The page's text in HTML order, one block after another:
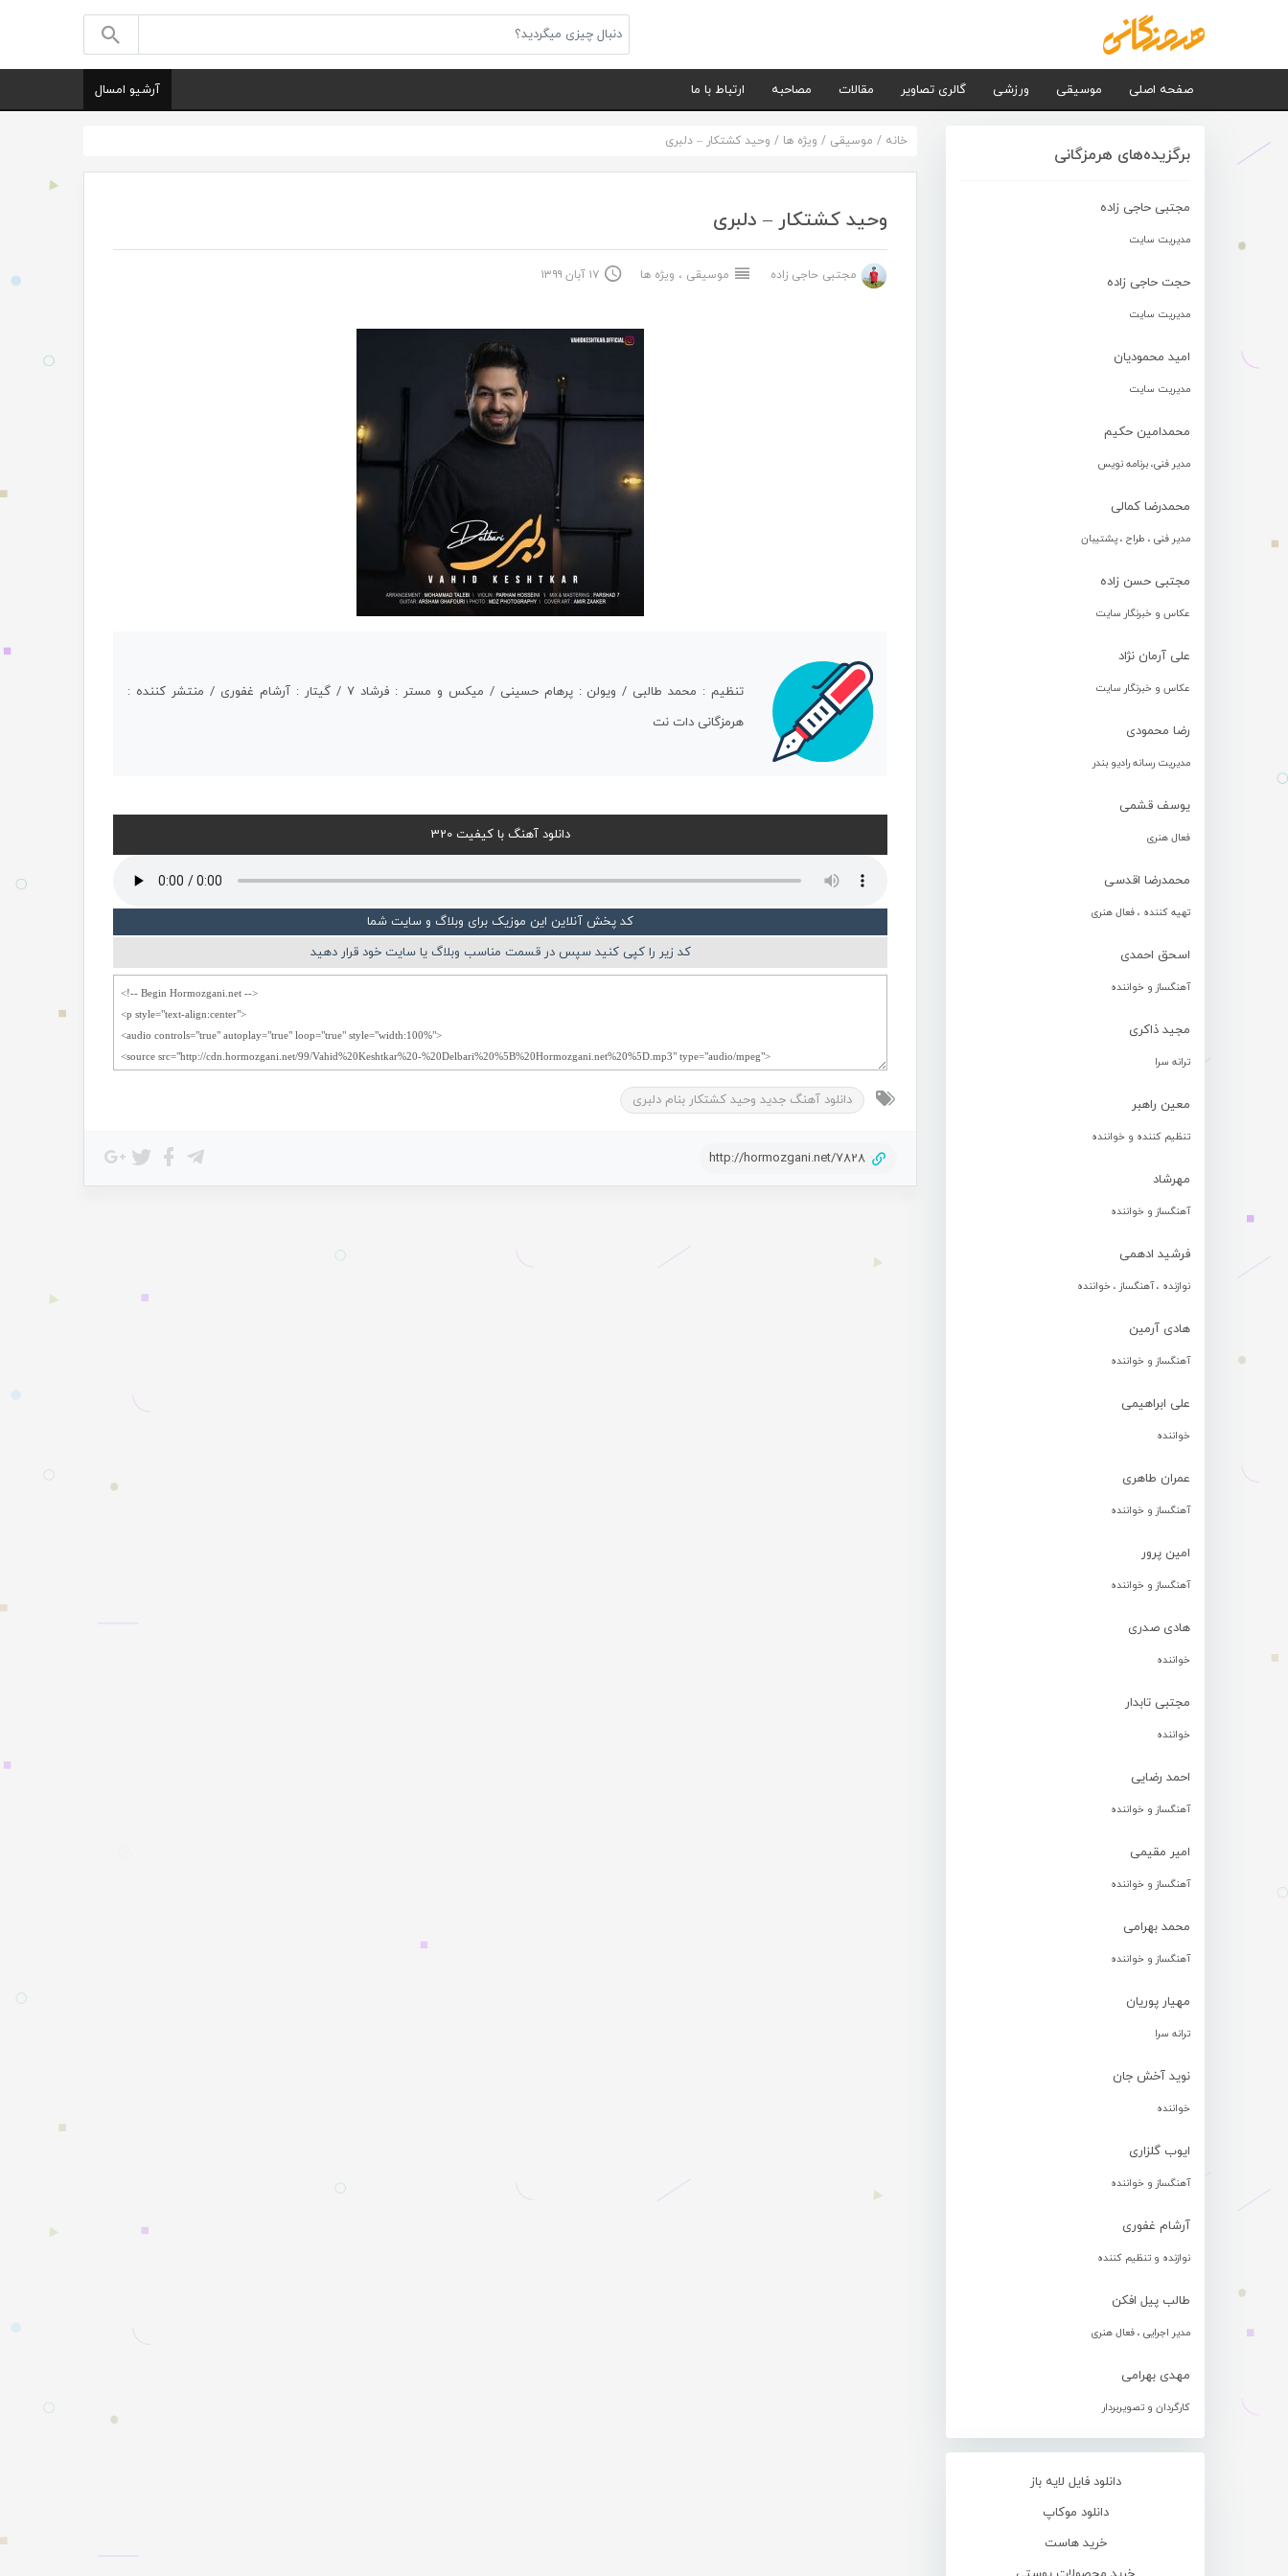
صفحه اصلی موسیقی ورزشی گالری تصاویر مقالات مصاحبه ارتباط با ما آرشیو امسال
برگزیده‌های هرمزگانی
مجتبی حاجی زاده
مدیریت سایت
حجت حاجی زاده
مدیریت سایت
امید محمودیان
مدیریت سایت
محمدامین حکیم
مدیر فنی، برنامه نویس
محمدرضا کمالی
مدیر فنی ، طراح ، پشتیبان
مجتبی حسن زاده
عکاس و خبرنگار سایت
علی آرمان نژاد
عکاس و خبرنگار سایت
رضا محمودی
مدیریت رسانه رادیو بندر
یوسف قشمی
فعال هنری
محمدرضا اقدسی
تهیه کننده ، فعال هنری
اسحق احمدی
آهنگساز و خواننده
مجید ذاکری
ترانه سرا
معین راهبر
تنظیم کننده و خواننده
مهرشاد
آهنگساز و خواننده
فرشید ادهمی
نوازنده ، آهنگساز ، خواننده
هادی آرمین
آهنگساز و خواننده
علی ابراهیمی
خواننده
عمران طاهری
آهنگساز و خواننده
امین پرور
آهنگساز و خواننده
هادی صدری
خواننده
مجتبی تابدار
خواننده
احمد رضایی
آهنگساز و خواننده
امیر مقیمی
آهنگساز و خواننده
محمد بهرامی
آهنگساز و خواننده
مهیار پوریان
ترانه سرا
نوید آخش جان
خواننده
ایوب گلزاری
آهنگساز و خواننده
آرشام غفوری
نوازنده و تنظیم کننده
طالب پیل افکن
مدیر اجرایی ، فعال هنری
مهدی بهرامی
کارگردان و تصویربردار
دانلود فایل لایه باز
دانلود موکاپ
خرید هاست
خانه / موسیقی / ویژه ها / وحید کشتکار – دلبری
وحید کشتکار – دلبری
مجتبی حاجی زاده موسیقی ، ویژه ها ۱۷ آبان ۱۳۹۹
تنظیم : محمد طالبی / ویولن : پرهام حسینی / میکس و مستر : فرشاد 7 / گیتار : آرشام غفوری / منتشر کننده :
هرمزگانی دات نت
دانلود آهنگ با کیفیت 320
کد پخش آنلاین این موزیک برای وبلاگ و سایت شما
کد زیر را کپی کنید سپس در قسمت مناسب وبلاگ یا سایت خود قرار دهید
دانلود آهنگ جدید وحید کشتکار بنام دلبری
http://hormozgani.net/7828